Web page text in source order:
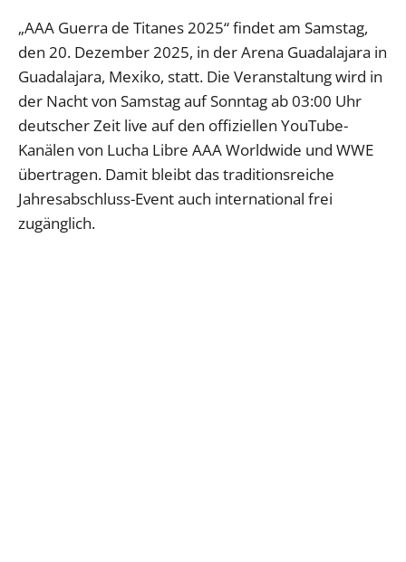
„AAA Guerra de Titanes 2025“ findet am Samstag,
den 20. Dezember 2025, in der Arena Guadalajara in
Guadalajara, Mexiko, statt. Die Veranstaltung wird in
der Nacht von Samstag auf Sonntag ab 03:00 Uhr
deutscher Zeit live auf den offiziellen YouTube-
Kanälen von Lucha Libre AAA Worldwide und WWE
übertragen. Damit bleibt das traditionsreiche
Jahresabschluss-Event auch international frei
zugänglich.